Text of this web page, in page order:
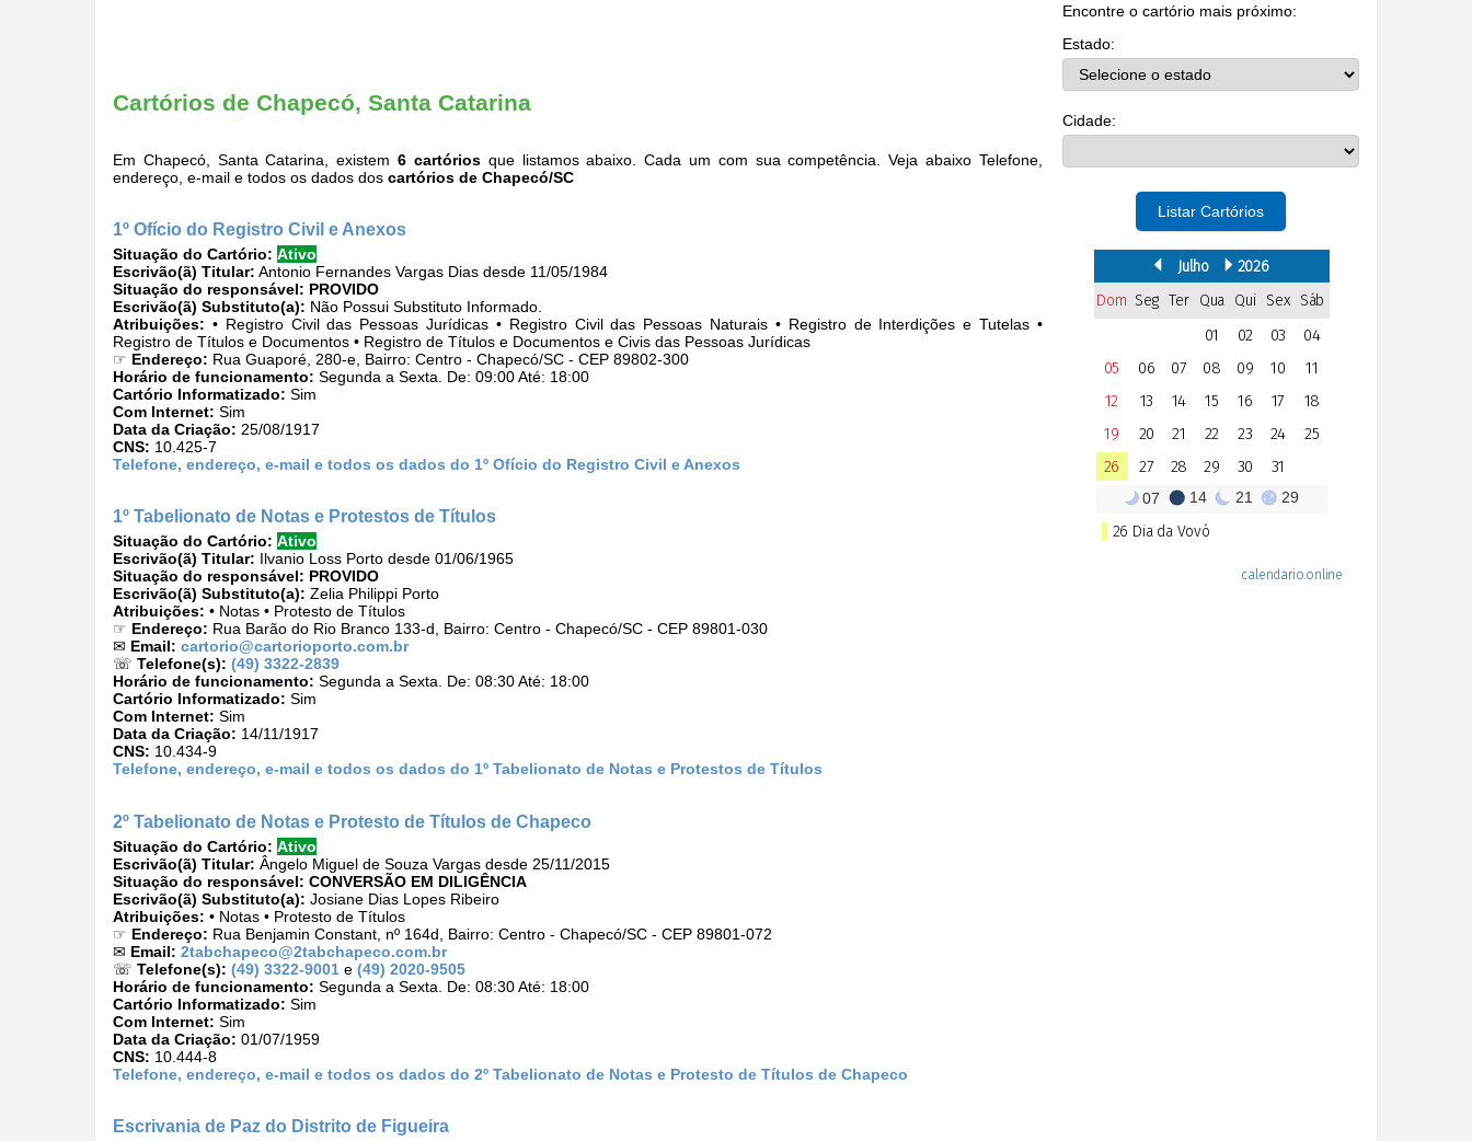
Cartórios de Chapecó, Santa Catarina
Em Chapecó, Santa Catarina, existem6 cartóriosque listamos abaixo. Cada um com sua competência. Veja abaixo Telefone,
endereço, e-mail e todos os dados dos cartórios de Chapecó/SC
1º Ofício do Registro Civil e Anexos
Situação do Cartório: Ativo
Escrivão(ã) Titular: Antonio Fernandes Vargas Dias desde 11/05/1984
Situação do responsável: PROVIDO
Escrivão(ã) Substituto(a): Não Possui Substituto Informado.
Atribuições: • Registro Civil das Pessoas Jurídicas • Registro Civil das Pessoas Naturais • Registro de Interdições e Tutelas •
Registro de Títulos e Documentos • Registro de Títulos e Documentos e Civis das Pessoas Jurídicas
☞ Endereço: Rua Guaporé, 280-e, Bairro: Centro - Chapecó/SC - CEP 89802-300
Horário de funcionamento: Segunda a Sexta. De: 09:00 Até: 18:00
Cartório Informatizado: Sim
Com Internet: Sim
Data da Criação: 25/08/1917
CNS: 10.425-7
Telefone, endereço, e-mail e todos os dados do 1º Ofício do Registro Civil e Anexos
1º Tabelionato de Notas e Protestos de Títulos
Situação do Cartório: Ativo
Escrivão(ã) Titular: Ilvanio Loss Porto desde 01/06/1965
Situação do responsável: PROVIDO
Escrivão(ã) Substituto(a): Zelia Philippi Porto
Atribuições: • Notas • Protesto de Títulos
☞ Endereço: Rua Barão do Rio Branco 133-d, Bairro: Centro - Chapecó/SC - CEP 89801-030
✉ Email: cartorio@cartorioporto.com.br
☏ Telefone(s): (49) 3322-2839
Horário de funcionamento: Segunda a Sexta. De: 08:30 Até: 18:00
Cartório Informatizado: Sim
Com Internet: Sim
Data da Criação: 14/11/1917
CNS: 10.434-9
Telefone, endereço, e-mail e todos os dados do 1º Tabelionato de Notas e Protestos de Títulos
2º Tabelionato de Notas e Protesto de Títulos de Chapeco
Situação do Cartório: Ativo
Escrivão(ã) Titular: Ângelo Miguel de Souza Vargas desde 25/11/2015
Situação do responsável: CONVERSÃO EM DILIGÊNCIA
Escrivão(ã) Substituto(a): Josiane Dias Lopes Ribeiro
Atribuições: • Notas • Protesto de Títulos
☞ Endereço: Rua Benjamin Constant, nº 164d, Bairro: Centro - Chapecó/SC - CEP 89801-072
✉ Email: 2tabchapeco@2tabchapeco.com.br
☏ Telefone(s): (49) 3322-9001 e (49) 2020-9505
Horário de funcionamento: Segunda a Sexta. De: 08:30 Até: 18:00
Cartório Informatizado: Sim
Com Internet: Sim
Data da Criação: 01/07/1959
CNS: 10.444-8
Telefone, endereço, e-mail e todos os dados do 2º Tabelionato de Notas e Protesto de Títulos de Chapeco
Escrivania de Paz do Distrito de Figueira
Encontre o cartório mais próximo:
Estado:
Cidade:
Listar Cartórios